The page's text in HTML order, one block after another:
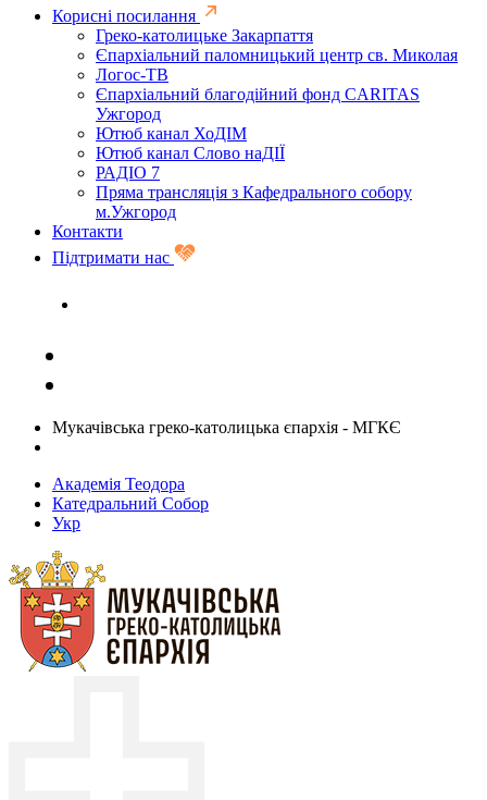
Корисні посилання
Греко-католицьке Закарпаття
Єпархіальний паломницький центр св. Миколая
Логос-ТВ
Єпархіальний благодійний фонд CARITAS
Ужгород
Ютюб канал ХоДІМ
Ютюб канал Слово наДІЇ
РАДІО 7
Пряма трансляція з Кафедрального собору
м.Ужгород
Контакти
Підтримати нас
Мукачівська греко-католицька єпархія - МГКЄ
Академія Теодора
Катедральний Собор
Укр